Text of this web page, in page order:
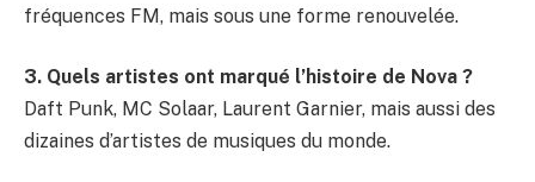
fréquences FM, mais sous une forme renouvelée.
3. Quels artistes ont marqué l’histoire de Nova ?
Daft Punk, MC Solaar, Laurent Garnier, mais aussi des
dizaines d’artistes de musiques du monde.